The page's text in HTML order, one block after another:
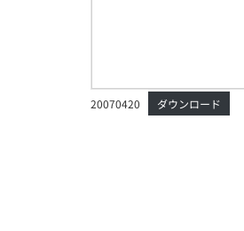
20070420 ダウンロード